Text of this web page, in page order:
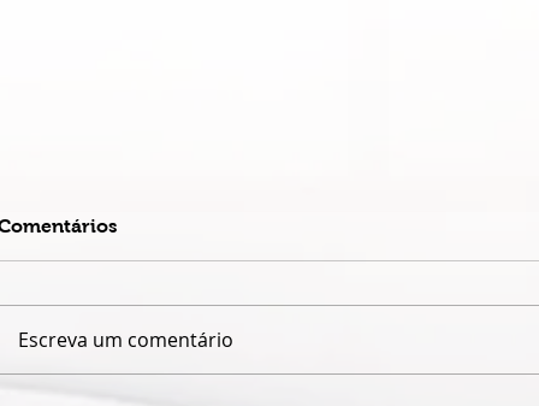
Escreva um comentário